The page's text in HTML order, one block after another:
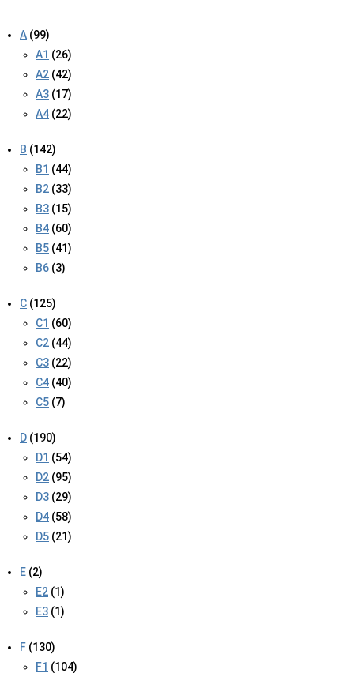
A (99)
A1 (26)
A2 (42)
A3 (17)
A4 (22)
B (142)
B1 (44)
B2 (33)
B3 (15)
B4 (60)
B5 (41)
B6 (3)
C (125)
C1 (60)
C2 (44)
C3 (22)
C4 (40)
C5 (7)
D (190)
D1 (54)
D2 (95)
D3 (29)
D4 (58)
D5 (21)
E (2)
E2 (1)
E3 (1)
F (130)
F1 (104)